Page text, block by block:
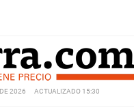
2026 ACTUALIZADO 15:30